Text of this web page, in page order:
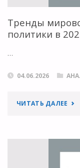
Тренды
политики в
…
04.06.2026
ЧИТАТЬ ДАЛЕЕ